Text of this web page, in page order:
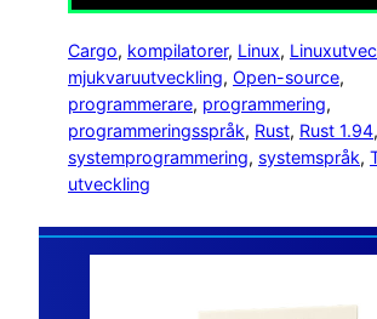
Cargo, kompilatorer, Linux,
mjukvaruutveckling, Open-source
programmerare, programmering
programmeringsspråk, Rust, Rust 1.94
systemprogrammering, systemspråk,
utveckling